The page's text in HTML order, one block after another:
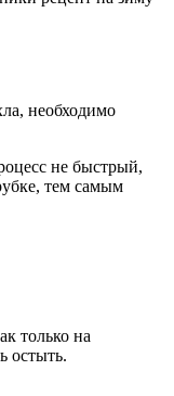
необходимо
не быстрый,
тем самым
только на
остыть.